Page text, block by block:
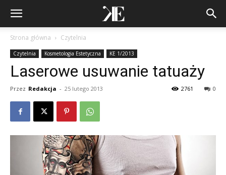
Strona główna Czytelnia
Czytelnia Kosmetologia Estetyczna KE 1/2013
Laserowe usuwanie tatuaży
Przez Redakcja - 25 lutego 2013 0
2761